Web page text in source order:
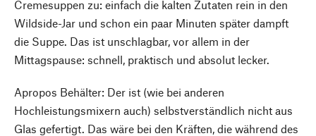
Cremesuppen zu: einfach die kalten Zutaten rein in den
Wildside-Jar und schon ein paar Minuten später dampft
die Suppe. Das ist unschlagbar, vor allem in der
Mittagspause: schnell, praktisch und absolut lecker.
Apropos Behälter: Der ist (wie bei anderen
Hochleistungsmixern auch) selbstverständlich nicht aus
Glas gefertigt. Das wäre bei den Kräften, die während des